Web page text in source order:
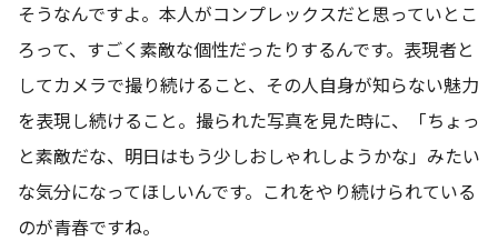
そうなんですよ。本人がコンプレックスだと思っていとこ
ろって、すごく素敵な個性だったりするんです。表現者と
してカメラで撮り続けること、その人自身が知らない魅力
を表現し続けること。撮られた写真を見た時に、「ちょっ
と素敵だな、明日はもう少しおしゃれしようかな」みたい
な気分になってほしいんです。これをやり続けられている
のが青春ですね。